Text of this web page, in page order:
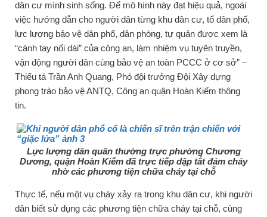
dân cư mình sinh sống. Để mô hình này đạt hiệu quả, ngoài
việc hướng dẫn cho người dân từng khu dân cư, tổ dân phố,
lực lượng bảo vệ dân phố, dân phòng, tự quản được xem là
“cánh tay nối dài” của công an, làm nhiệm vụ tuyên truyền,
vận động người dân cùng bảo vệ an toàn PCCC ở cơ sở” –
Thiếu tá Trần Anh Quang, Phó đội trưởng Đội Xây dựng
phong trào bảo vệ ANTQ, Công an quận Hoàn Kiếm thông
tin.
Lực lượng dân quân thường trực phường Chương
Dương, quận Hoàn Kiếm đã trực tiếp dập tắt đám cháy
nhờ các phương tiện chữa cháy tại chỗ
Thực tế, nếu một vụ cháy xảy ra trong khu dân cư, khi người
dân biết sử dụng các phương tiện chữa cháy tại chỗ, cùng